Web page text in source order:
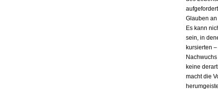
Glauben
Es kann
sein, in
kursierten
keine
macht die